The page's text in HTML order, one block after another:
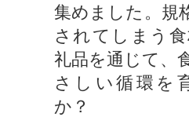
集めました。規
されてしまう
礼品を通じて、
さしい循環を
か？​